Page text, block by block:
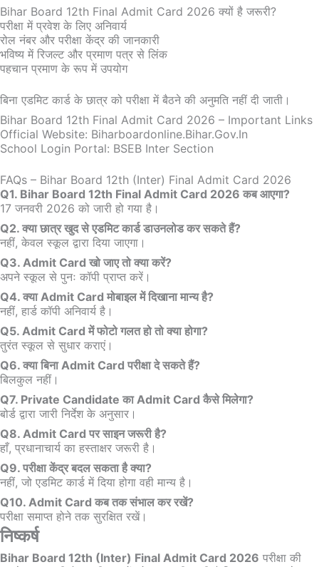
Bihar Board 12th Final Admit Card 2026 क्यों है जरूरी?
परीक्षा में प्रवेश के लिए अनिवार्य
रोल नंबर और परीक्षा केंद्र की जानकारी
भविष्य में रिजल्ट और प्रमाण पत्र से लिंक
पहचान प्रमाण के रूप में उपयोग
बिना एडमिट कार्ड के छात्र को परीक्षा में बैठने की अनुमति नहीं दी जाती।
Bihar Board 12th Final Admit Card 2026 – Important Links
Official Website: Biharboardonline.bihar.gov.in
School Login Portal: BSEB Inter Section
FAQs – Bihar Board 12th (Inter) Final Admit Card 2026
Q1. Bihar Board 12th Final Admit Card 2026 कब आएगा?
17 जनवरी 2026 को जारी हो गया है।
Q2. क्या छात्र खुद से एडमिट कार्ड डाउनलोड कर सकते हैं?
नहीं, केवल स्कूल द्वारा दिया जाएगा।
Q3. Admit Card खो जाए तो क्या करें?
अपने स्कूल से पुनः कॉपी प्राप्त करें।
Q4. क्या Admit Card मोबाइल में दिखाना मान्य है?
नहीं, हार्ड कॉपी अनिवार्य है।
Q5. Admit Card में फोटो गलत हो तो क्या होगा?
तुरंत स्कूल से सुधार कराएं।
Q6. क्या बिना Admit Card परीक्षा दे सकते हैं?
बिलकुल नहीं।
Q7. Private Candidate का Admit Card कैसे मिलेगा?
बोर्ड द्वारा जारी निर्देश के अनुसार।
Q8. Admit Card पर साइन जरूरी है?
हाँ, प्रधानाचार्य का हस्ताक्षर जरूरी है।
Q9. परीक्षा केंद्र बदल सकता है क्या?
नहीं, जो एडमिट कार्ड में दिया होगा वही मान्य है।
Q10. Admit Card कब तक संभाल कर रखें?
परीक्षा समाप्त होने तक सुरक्षित रखें।
निष्कर्ष
Bihar Board 12th (Inter) Final Admit Card 2026 परीक्षा की